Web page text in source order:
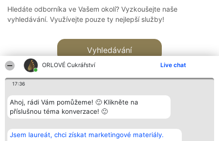
ORLOVÉ Cukrářství Live chat
17:36
Ahoj, rádi Vám pomůžeme! 🙂 Klikněte na
příslušnou téma konverzace! 🙂
Jsem laureát, chci získat marketingové materiály.
Hledáte odborníka ve Vašem okolí? Vyzkoušejte naše
vyhledávání. Využívejte pouze ty nejlepší služby!
Vyhledávání
Bright Side Solutions sp. z o.
o. sp. k.
Vítězové
Seznam všech
Kontakt